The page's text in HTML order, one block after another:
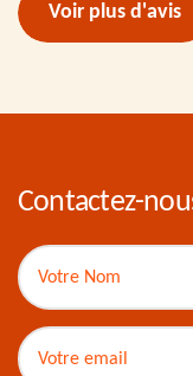
Voir plus d'avis
Contactez-